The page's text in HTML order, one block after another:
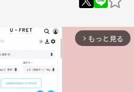
arrow_forward_ios もっと見る